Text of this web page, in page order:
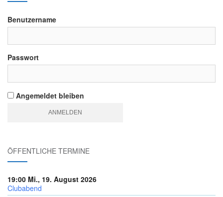
Benutzername
Passwort
Angemeldet bleiben
ÖFFENTLICHE TERMINE
19:00 Mi., 19. August 2026
Clubabend